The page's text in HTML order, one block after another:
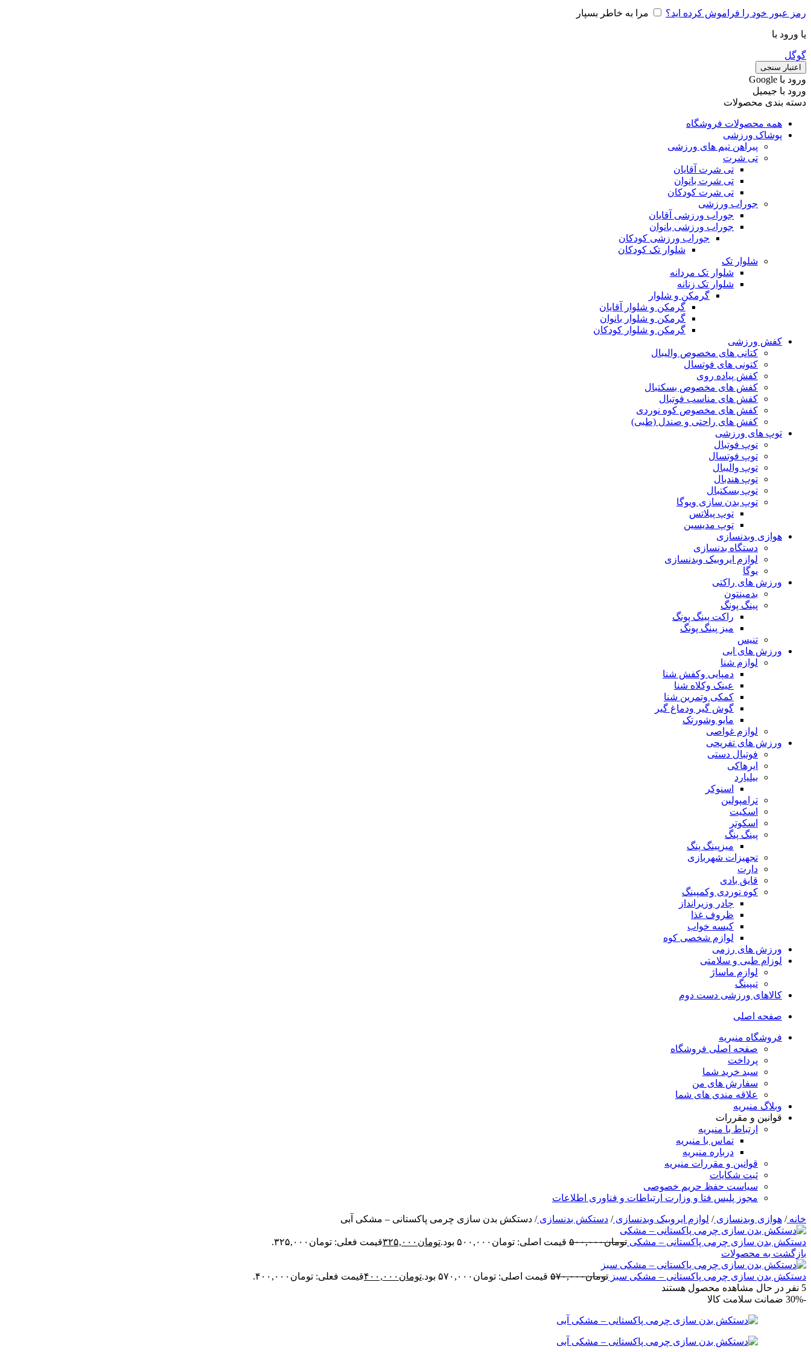
رمز عبور خود را فراموش کرده اید؟ مرا به خاطر بسپار
یا ورود با
گوگل
اعتبار سنجی
ورود با ‫Google
ورود با جیمیل
دسته بندی محصولات
همه محصولات فروشگاه
پوشاک ورزشی
پیراهن تیم های ورزشی
تی شرت
تی شرت آقایان
تی شرت بانوان
تی شرت کودکان
جوراب ورزشی
جوراب ورزشی آقایان
جوراب ورزشی بانوان
جوراب ورزشی کودکان
شلوار تک کودکان
شلوار تک
شلوار تک مردانه
شلوار تک زنانه
گرمکن و شلوار
گرمکن و شلوار آقایان
گرمکن و شلوار بانوان
گرمکن و شلوار کودکان
کفش ورزشی
کتانی های مخصوص والیبال
کتونی های فوتسال
کفش پیاده روی
کفش های مخصوص بسکتبال
کفش های مناسب فوتبال
کفش های مخصوص کوه نوردی
کفش های راحتی و صندل (طبی)
توپ های ورزشی
توپ فوتبال
توپ فوتسال
توپ والیبال
توپ هندبال
توپ بسکتبال
توپ بدن سازی ویوگا
توپ پیلاتس
توپ مدیسین
هوازی وبدنسازی
دستگاه بدنسازی
لوازم ایروبیک وبدنسازی
یوگا
ورزش های راکتی
بدمینتون
پینگ پونگ
راکت پینگ پونگ
میز پینگ پونگ
تنیس
ورزش های ابی
لوازم شنا
دمپایی وکفش شنا
عینک وکلاه شنا
کمکی وتمرین شنا
گوش گیر ودماغ گیر
مایو وشورتک
لوازم غواصی
ورزش های تفریحی
فوتبال دستی
ایرهاکی
بیلیارد
اسنوکر
ترامپولین
اسکیت
اسکوتر
پینگ پنگ
میزپینگ پنگ
تجهیزات شهربازی
دارت
قایق بادی
کوه نوردی وکمپینگ
چادر وزیرانداز
ظروف غذا
کیسه خواب
لوازم شخصی کوه
ورزش های رزمی
لوزام طبی و سلامتی
لوازم ماساژ
تیپینگ
کالاهای ورزشی دست دوم
صفحه اصلی
فروشگاه منیریه
صفحه اصلی فروشگاه
پرداخت
سبد خرید شما
سفارش های من
علاقه مندی های شما
وبلاگ منیریه
قوانین و مقررات
ارتباط با منیریه
تماس با منیریه
درباره منیریه
قوانین و مقررات منیریه
ثبت شکایات
سیاست حفظ حریم خصوصی
مجوز پلیس فتا و وزارت ارتباطات و فناوری اطلاعات
خانه/ هوازی وبدنسازی/ لوازم ایروبیک وبدنسازی/ دستکش بدنسازی/ دستکش بدن سازی چرمی پاکستانی – مشکی آبی
دستکش بدن سازی چرمی پاکستانی – مشکی تومان۵۰۰,۰۰۰ قیمت اصلی: تومان۵۰۰,۰۰۰ بود. تومان ۳۲۵,۰۰۰قیمت فعلی: تومان۳۲۵,۰۰۰.
بازگشت به محصولات
دستکش بدن سازی چرمی پاکستانی – مشکی سبز تومان۵۷۰,۰۰۰ قیمت اصلی: تومان۵۷۰,۰۰۰ بود. تومان ۴۰۰,۰۰۰قیمت فعلی: تومان۴۰۰,۰۰۰.
5 نفر در حال مشاهده محصول هستند
-30%
ضمانت سلامت کالا